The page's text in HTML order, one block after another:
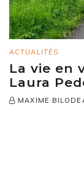
ACTUALITÉS
La vie en
Laura
MAXIME